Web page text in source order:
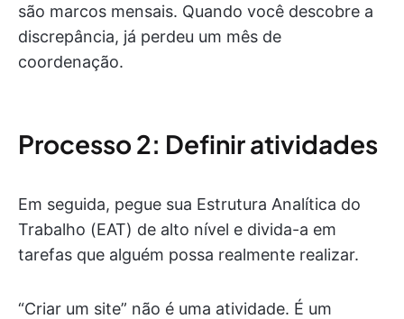
são marcos mensais. Quando você descobre a
discrepância, já perdeu um mês de
coordenação.
Processo 2: Definir atividades
Em seguida, pegue sua Estrutura Analítica do
Trabalho (EAT) de alto nível e divida-a em
tarefas que alguém possa realmente realizar.
“Criar um site” não é uma atividade. É um